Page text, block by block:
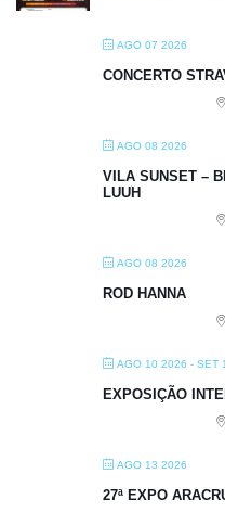
AGO 07 2026
CONCERTO
AGO 08 2026
VILA SUNSET –
LUUH
AGO 08 2026
ROD HANNA
AGO 10 2026 - SET
EXPOSIÇÃO
AGO 13 2026
27ª EXPO